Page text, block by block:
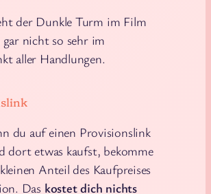
der Dunkle Turm im Film
nicht so sehr im
aller Handlungen.
du auf einen Provisionslink
dort etwas kaufst, bekomme
Anteil des Kaufpreises
Das kostet dich nichts